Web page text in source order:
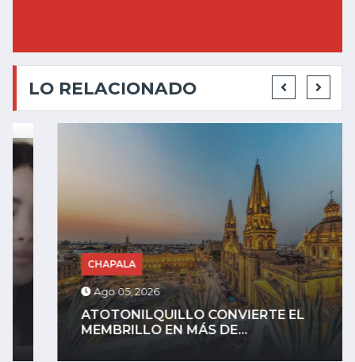
LO RELACIONADO
CHAPALA
Ago 05, 2026
ATOTONILQUILLO CONVIERTE EL
MEMBRILLO EN MÁS DE...